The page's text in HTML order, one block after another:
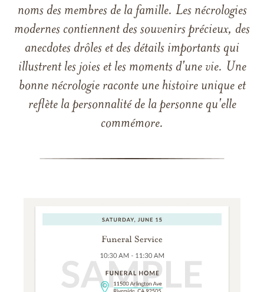
noms des membres de la famille. Les nécrologies
modernes contiennent des souvenirs précieux, des
anecdotes drôles et des détails importants qui
illustrent les joies et les moments d'une vie. Une
bonne nécrologie raconte une histoire unique et
reflète la personnalité de la personne qu'elle
commémore.